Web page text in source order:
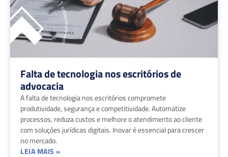
Falta de tecnologia nos escritórios de
advocacia
A falta de tecnologia nos escritórios compromete
produtividade, segurança e competitividade. Automatize
processos, reduza custos e melhore o atendimento ao cliente
com soluções jurídicas digitais. Inovar é essencial para crescer
no mercado.
LEIA MAIS »